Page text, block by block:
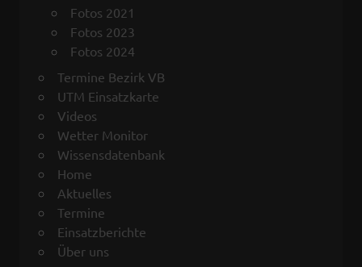
Fotos 2021
Fotos 2023
Fotos 2024
Termine Bezirk VB
UTM Einsatzkarte
Videos
Wetter Monitor
Wissensdatenbank
Home
Aktuelles
Termine
Einsatzberichte
Über uns